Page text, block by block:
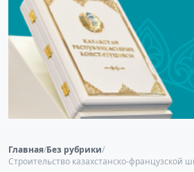
Главная/Без рубрики/
Строительство казахстанско-французской